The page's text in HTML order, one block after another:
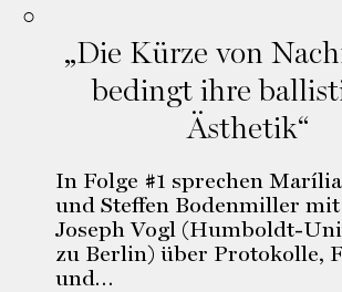
„Die Kürze von
bedingt ihre
Ästhetik“
In Folge #1 sprechen
und Steffen Bodenmiller
Joseph Vogl (Humboldt-
zu Berlin) über Protokolle,
und…